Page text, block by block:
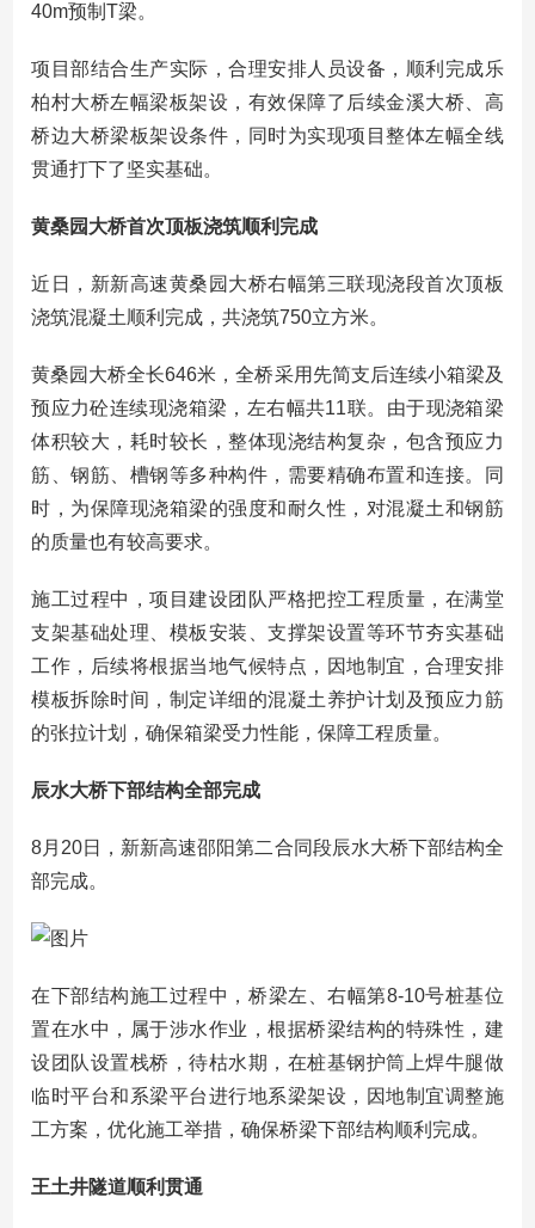
40m预制T梁。
项目部结合生产实际，合理安排人员设备，顺利完成乐
柏村大桥左幅梁板架设，有效保障了后续金溪大桥、高
桥边大桥梁板架设条件，同时为实现项目整体左幅全线
贯通打下了坚实基础。
黄桑园大桥首次顶板浇筑顺利完成
近日，新新高速黄桑园大桥右幅第三联现浇段首次顶板
浇筑混凝土顺利完成，共浇筑750立方米。
黄桑园大桥全长646米，全桥采用先简支后连续小箱梁及
预应力砼连续现浇箱梁，左右幅共11联。由于现浇箱梁
体积较大，耗时较长，整体现浇结构复杂，包含预应力
筋、钢筋、槽钢等多种构件，需要精确布置和连接。同
时，为保障现浇箱梁的强度和耐久性，对混凝土和钢筋
的质量也有较高要求。
施工过程中，项目建设团队严格把控工程质量，在满堂
支架基础处理、模板安装、支撑架设置等环节夯实基础
工作，后续将根据当地气候特点，因地制宜，合理安排
模板拆除时间，制定详细的混凝土养护计划及预应力筋
的张拉计划，确保箱梁受力性能，保障工程质量。
辰水大桥下部结构全部完成
8月20日，新新高速邵阳第二合同段辰水大桥下部结构全
部完成。
在下部结构施工过程中，桥梁左、右幅第8-10号桩基位
置在水中，属于涉水作业，根据桥梁结构的特殊性，建
设团队设置栈桥，待枯水期，在桩基钢护筒上焊牛腿做
临时平台和系梁平台进行地系梁架设，因地制宜调整施
工方案，优化施工举措，确保桥梁下部结构顺利完成。
王土井隧道顺利贯通